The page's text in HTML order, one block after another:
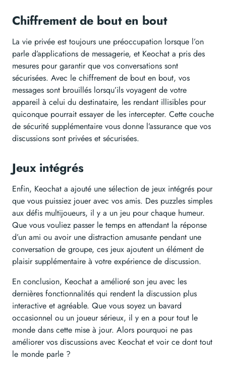
Chiffrement de bout en bout
La vie privée est toujours une préoccupation lorsque l’on
parle d’applications de messagerie, et Keochat a pris des
mesures pour garantir que vos conversations sont
sécurisées. Avec le chiffrement de bout en bout, vos
messages sont brouillés lorsqu’ils voyagent de votre
appareil à celui du destinataire, les rendant illisibles pour
quiconque pourrait essayer de les intercepter. Cette couche
de sécurité supplémentaire vous donne l’assurance que vos
discussions sont privées et sécurisées.
Jeux intégrés
Enfin, Keochat a ajouté une sélection de jeux intégrés pour
que vous puissiez jouer avec vos amis. Des puzzles simples
aux défis multijoueurs, il y a un jeu pour chaque humeur.
Que vous vouliez passer le temps en attendant la réponse
d’un ami ou avoir une distraction amusante pendant une
conversation de groupe, ces jeux ajoutent un élément de
plaisir supplémentaire à votre expérience de discussion.
En conclusion, Keochat a amélioré son jeu avec les
dernières fonctionnalités qui rendent la discussion plus
interactive et agréable. Que vous soyez un bavard
occasionnel ou un joueur sérieux, il y en a pour tout le
monde dans cette mise à jour. Alors pourquoi ne pas
améliorer vos discussions avec Keochat et voir ce dont tout
le monde parle ?